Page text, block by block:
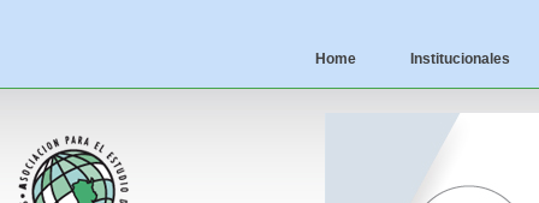
Home Institucionales